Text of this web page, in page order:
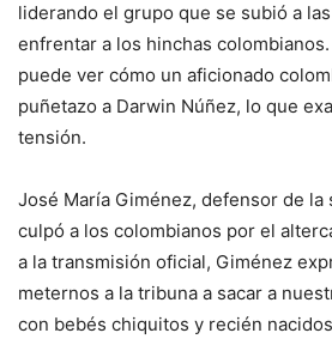
liderando el grupo que se subió a
enfrentar a los hinchas
puede ver cómo un aficionado
puñetazo a Darwin Núñez, lo que
tensión.
José María Giménez, defensor de la
culpó a los colombianos por el
a la transmisión oficial, Giménez
meternos a la tribuna a sacar a
con bebés chiquitos y recién